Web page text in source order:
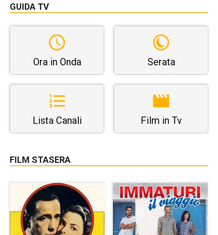
GUIDA TV
Ora in Onda Serata
Lista Canali Film in Tv
FILM STASERA